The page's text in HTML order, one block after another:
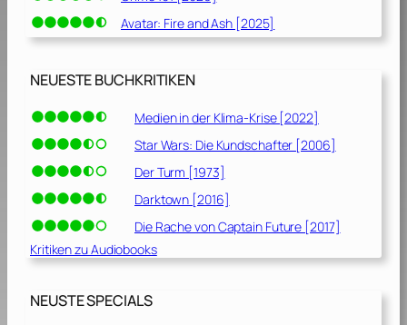
Avatar: Fire and Ash [2025]
NEUESTE BUCHKRITIKEN
Medien in der Klima-Krise [2022]
Star Wars: Die Kundschafter [2006]
Der Turm [1973]
Darktown [2016]
Die Rache von Captain Future [2017]
Kritiken zu Audiobooks
NEUSTE SPECIALS